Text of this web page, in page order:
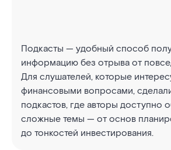
Подкасты — удобный способ
информацию без отрыва от
Для слушателей, которые
финансовыми вопросами,
подкастов, где авторы доступно
сложные темы — от основ
до тонкостей инвестирования.